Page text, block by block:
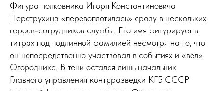
Фигура полковника Игоря Константиновича
Перетрухина «перевоплотилась» сразу в нескольких
героев-сотрудников службы. Его имя фигурирует в
титрах под подлинной фамилией несмотря на то, что
он непосредственно участвовал в событиях и «вёл»
Огородника. В тени остался лишь начальник
Главного управления контрразведки КГБ СССР